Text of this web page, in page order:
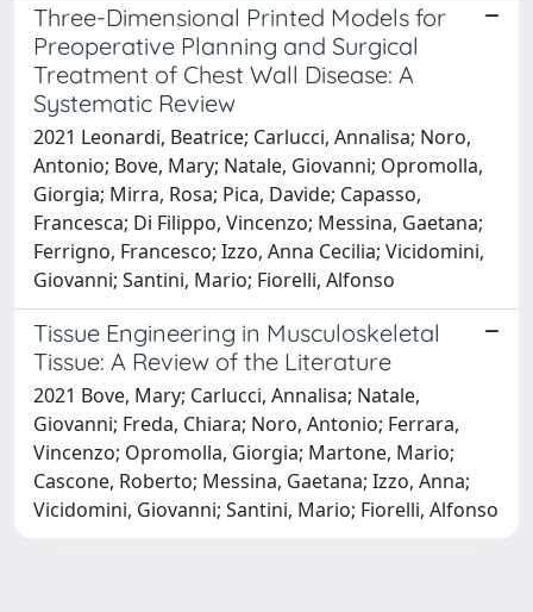
Three-Dimensional Printed Models for
Preoperative Planning and Surgical
Treatment of Chest Wall Disease: A
Systematic Review
2021 Leonardi, Beatrice; Carlucci, Annalisa; Noro,
Antonio; Bove, Mary; Natale, Giovanni; Opromolla,
Giorgia; Mirra, Rosa; Pica, Davide; Capasso,
Francesca; Di Filippo, Vincenzo; Messina, Gaetana;
Ferrigno, Francesco; Izzo, Anna Cecilia; Vicidomini,
Giovanni; Santini, Mario; Fiorelli, Alfonso
Tissue Engineering in Musculoskeletal
Tissue: A Review of the Literature
2021 Bove, Mary; Carlucci, Annalisa; Natale,
Giovanni; Freda, Chiara; Noro, Antonio; Ferrara,
Vincenzo; Opromolla, Giorgia; Martone, Mario;
Cascone, Roberto; Messina, Gaetana; Izzo, Anna;
Vicidomini, Giovanni; Santini, Mario; Fiorelli, Alfonso